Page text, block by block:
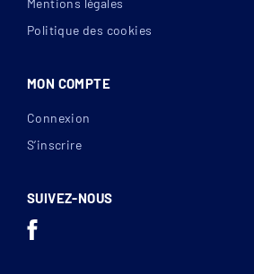
Mentions légales
Politique des cookies
MON COMPTE
Connexion
S’inscrire
SUIVEZ-NOUS